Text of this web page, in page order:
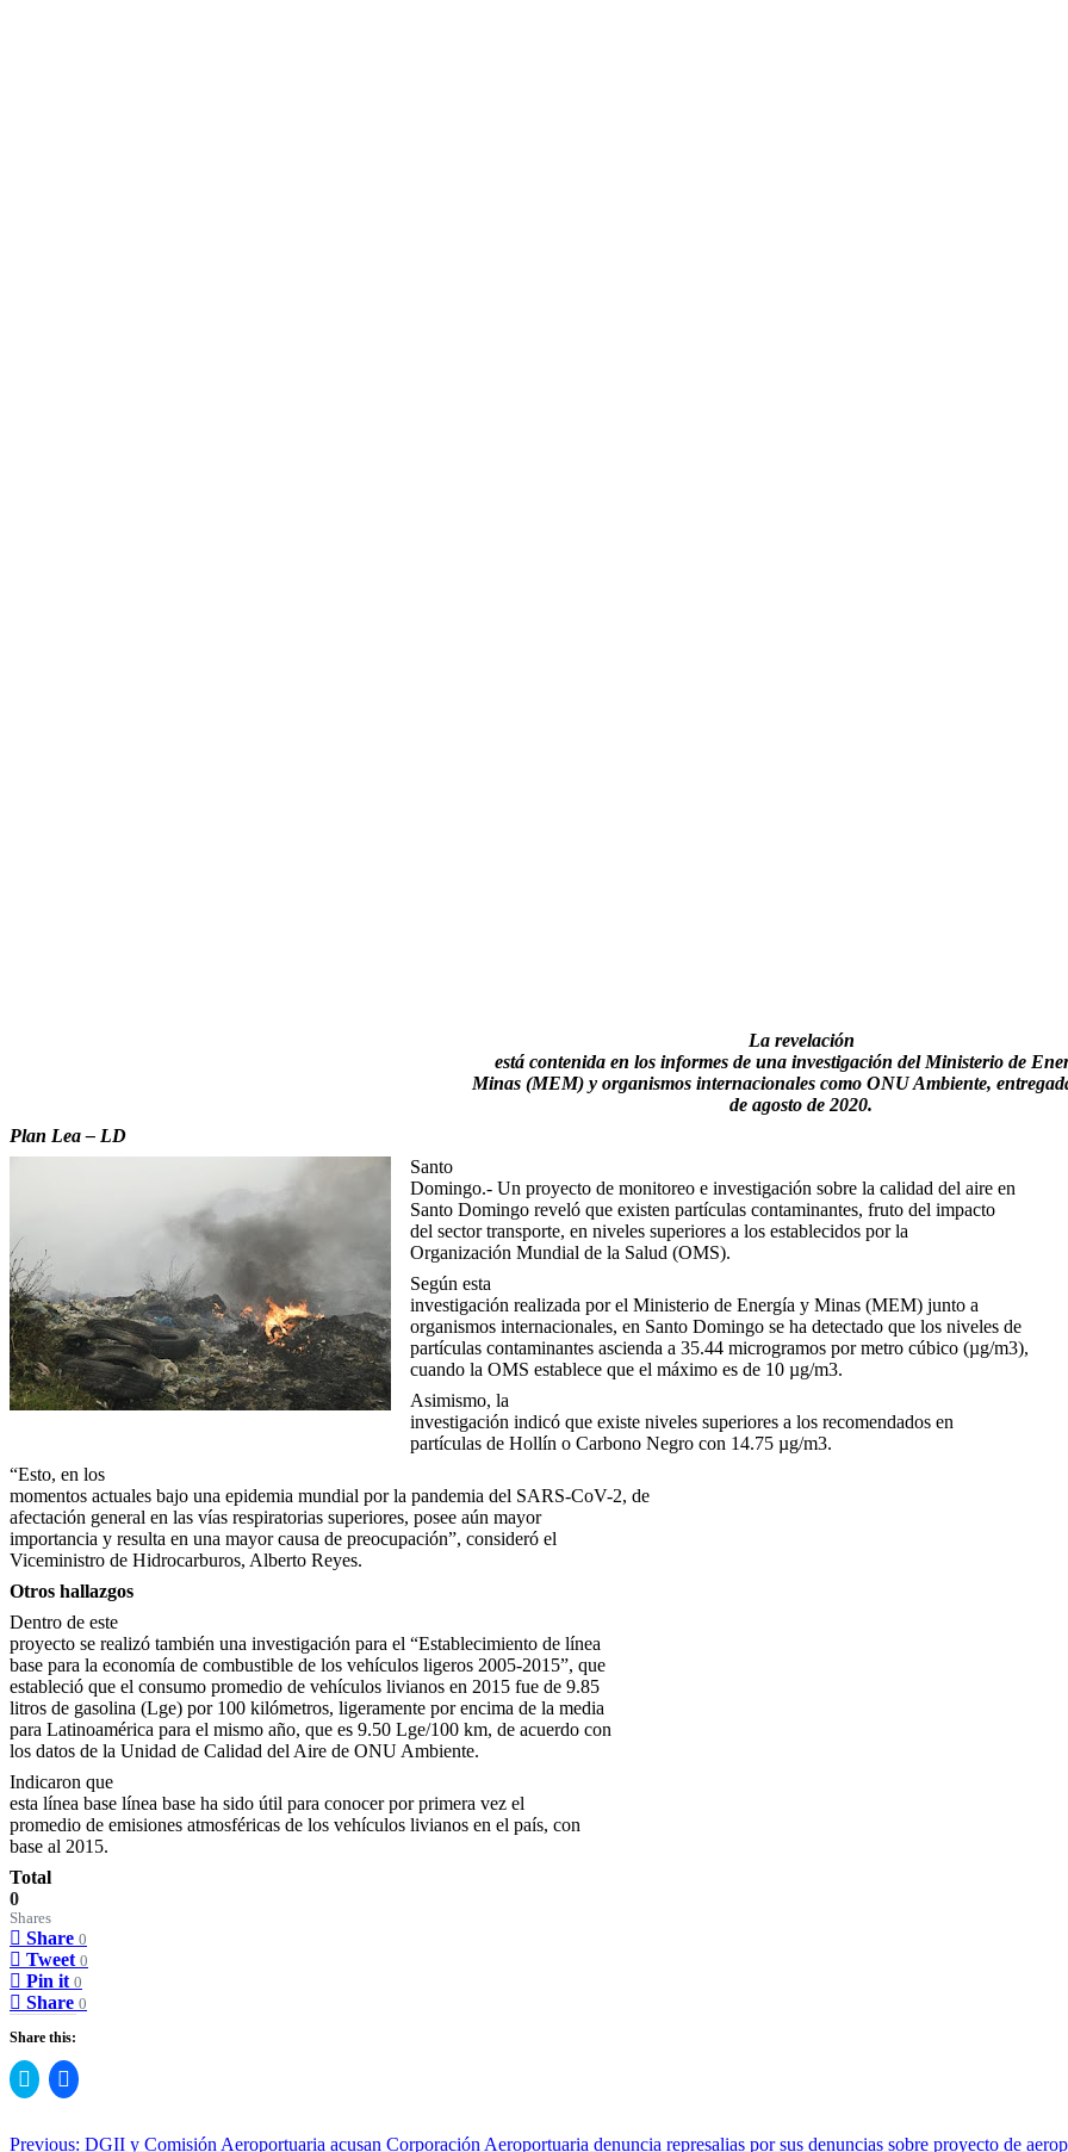
La revelación
está contenida en los informes de una investigación del Ministerio de
Minas (MEM) y organismos internacionales como ONU Ambiente,
de agosto de 2020.
Plan Lea – LD
Santo
Domingo.- Un proyecto de monitoreo e investigación sobre la calidad del aire en
Santo Domingo reveló que existen partículas contaminantes, fruto del impacto
del sector transporte, en niveles superiores a los establecidos por la
Organización Mundial de la Salud (OMS).
Según esta
investigación realizada por el Ministerio de Energía y Minas (MEM) junto a
organismos internacionales, en Santo Domingo se ha detectado que los niveles de
partículas contaminantes ascienda a 35.44 microgramos por metro cúbico (µg/m3),
cuando la OMS establece que el máximo es de 10 µg/m3.
Asimismo, la
investigación indicó que existe niveles superiores a los recomendados en
partículas de Hollín o Carbono Negro con 14.75 µg/m3.
“Esto, en los
momentos actuales bajo una epidemia mundial por la pandemia del SARS-CoV-2, de
afectación general en las vías respiratorias superiores, posee aún mayor
importancia y resulta en una mayor causa de preocupación”, consideró el
Viceministro de Hidrocarburos, Alberto Reyes.
Otros hallazgos
Dentro de este
proyecto se realizó también una investigación para el “Establecimiento de línea
base para la economía de combustible de los vehículos ligeros 2005-2015”, que
estableció que el consumo promedio de vehículos livianos en 2015 fue de 9.85
litros de gasolina (Lge) por 100 kilómetros, ligeramente por encima de la media
para Latinoamérica para el mismo año, que es 9.50 Lge/100 km, de acuerdo con
los datos de la Unidad de Calidad del Aire de ONU Ambiente.
Indicaron que
esta línea base línea base ha sido útil para conocer por primera vez el
promedio de emisiones atmosféricas de los vehículos livianos en el país, con
base al 2015.
Total
0
Shares
Share 0
Tweet 0
Pin it 0
Share 0
Share this:
Click
to
Twitter
Click
to
Facebook
Previous: DGII y Comisión Aeroportuaria acusan Corporación Aeroportuaria denuncia represalias por sus denuncias sobre proyecto de